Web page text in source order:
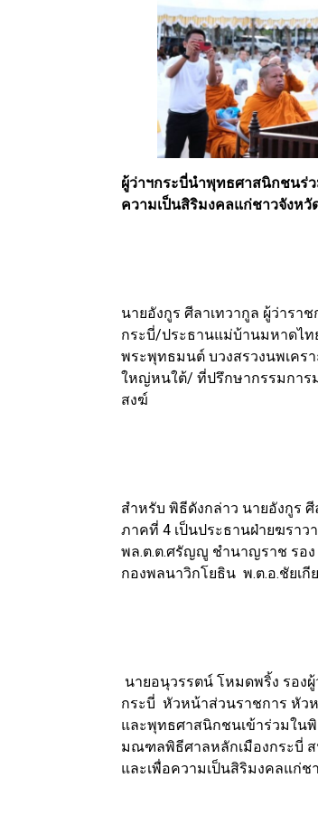
ผู้ว่าฯกระบี่นำพุทธศาสนิกชนร่
ความเป็นสิริมงคลแก่ชาวจังหวั
นายอังกูร ศีลาเทวากูล ผู้ว่ารา
กระบี่/ประธานแม่บ้านมหาดไ
พระพุทธมนต์ บวงสรวงนพเคร
ใหญ่หนใต้/ ที่ปรึกษากรรมการ
สงฆ์
สำหรับ พิธีดังกล่าว นายอังกูร
ภาคที่ 4 เป็นประธานฝ่ายฆราว
พล.ต.ต.ศรัญญู ชำนาญราช รอง
กองพลนาวิกโยธิน พ.ต.อ.ชัยเกี
นายอนุวรรตน์ โหมดพริ้ง รอง
กระบี่ หัวหน้าส่วนราชการ หัว
และพุทธศาสนิกชนเข้าร่วมใน
มณฑลพิธีศาลหลักเมืองกระบี่ ส
และเพื่อความเป็นสิริมงคลแก่ช